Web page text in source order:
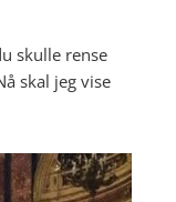
skulle rense
skal jeg vise